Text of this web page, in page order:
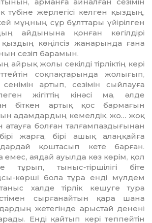
арманға айналған сезімін
түбіне жерлегісі келген қыз­дың,
мұңның сұр бұлттары үйірілген
айдынына қонған көгілдірі
қыздың көңілсіз жанарында ғана
сезіп ба­рамын.
айрық жолы секілді тірліктің кері
соқпақтарында жолығып,
артып, сезімін сыйлауға
жігіттің кінәсі ма, әлде
біт­кен артық қос бармағын
адамдардың кемелдік, жо… жоқ
атауға болған талғампаздығынан
жарға, бірі ашық алаңқайға
қоштасып кете барған.
емес, аядай ауылда көз көрім, қол
тыныс-тіршілігі біте
көрші бола тұра енді мүлдем
халде тірлік кешуге тура
сырғанайтын қара шана
же­те­гінде арыстай денені
Енді қайтып кері теппейтін